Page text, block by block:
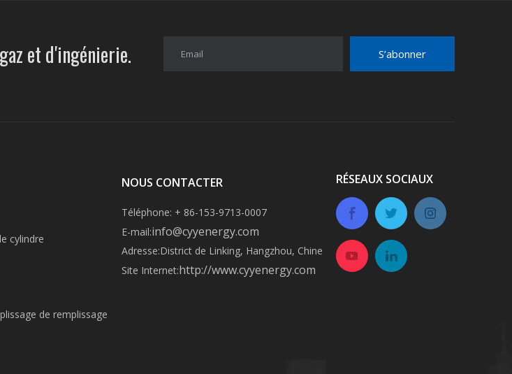
et d'ingénierie. Email S’abonner
cylindre
de remplissage
NOUS CONTACTER
Téléphone: + 86-153-9713-0007
E-mail:info@cyyenergy.com
Adresse:District de Linking, Hangzhou, Chine
Site Internet:http://www.cyyenergy.com
RÉSEAUX SOCIAUX